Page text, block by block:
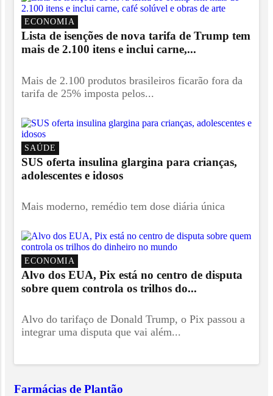
ECONOMIA
Lista de isenções de nova tarifa de Trump tem
mais de 2.100 itens e inclui carne,...
Mais de 2.100 produtos brasileiros ficarão fora da
tarifa de 25% imposta pelos...
SAÚDE
SUS oferta insulina glargina para crianças,
adolescentes e idosos
Mais moderno, remédio tem dose diária única
ECONOMIA
Alvo dos EUA, Pix está no centro de disputa
sobre quem controla os trilhos do...
Alvo do tarifaço de Donald Trump, o Pix passou a
integrar uma disputa que vai além...
Farmácias de Plantão